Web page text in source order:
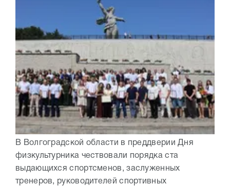
В Волгоградской области в преддверии Дня
физкультурника чествовали порядка ста
выдающихся спортсменов, заслуженных
тренеров, руководителей спортивных